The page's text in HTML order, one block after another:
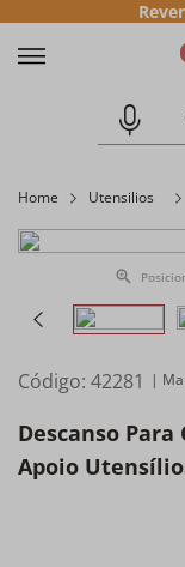
O que
Home Utensilios
Código: 42281
Descanso Para
Apoio